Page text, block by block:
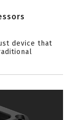
device that